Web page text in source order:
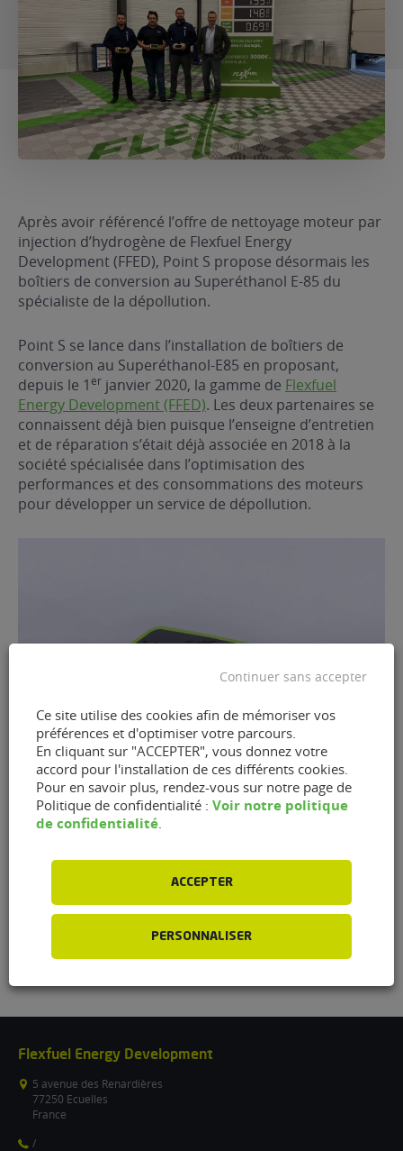
Après avoir référencé l’offre de nettoyage moteur par
injection d’hydrogène de Flexfuel Energy
Development (FFED), Point S propose désormais les
boîtiers de conversion au Superéthanol E-85 du
spécialiste de la dépollution.
Point S se lance dans l’installation de boîtiers de
conversion au Superéthanol-E85 en proposant,
depuis le 1er janvier 2020, la gamme de Flexfuel
Energy Development (FFED). Les deux partenaires se
connaissent déjà bien puisque l’enseigne d’entretien
et de réparation s’était déjà associée en 2018 à la
société spécialisée dans l’optimisation des
performances et des consommations des moteurs
pour développer un service de dépollution.
Après le succès du référencement de l’offre de
nettoyage moteur par injection, Point S entend
continuer à répondre à la demande croissante des
écologiques et économiques”,peut-on lire dans un
Flexfuel Energy Development
5 avenue des Renardières
77250 Ecuelles
France
/
Ce site utilise des cookies afin de mémoriser vos
préférences et d'optimiser votre parcours.
En cliquant sur "ACCEPTER", vous donnez votre
accord pour l'installation de ces différents cookies.
Pour en savoir plus, rendez-vous sur notre page de
Politique de confidentialité : Voir notre politique
de confidentialité.
ACCEPTER
PERSONNALISER
Continuer sans accepter